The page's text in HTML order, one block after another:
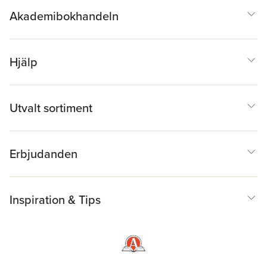
Akademibokhandeln
Hjälp
Utvalt sortiment
Erbjudanden
Inspiration & Tips